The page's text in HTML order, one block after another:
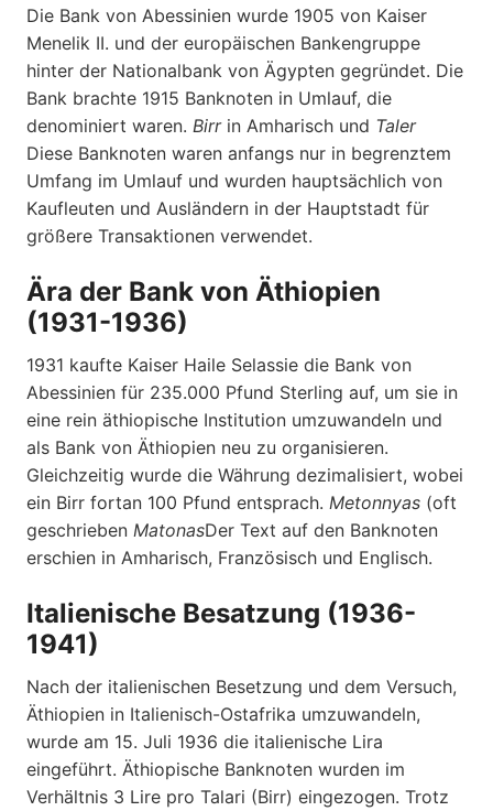
Die Bank von Abessinien wurde 1905 von Kaiser
Menelik II. und der europäischen Bankengruppe
hinter der Nationalbank von Ägypten gegründet. Die
Bank brachte 1915 Banknoten in Umlauf, die
denominiert waren. Birrin Amharisch und Taler
Diese Banknoten waren anfangs nur in begrenztem
Umfang im Umlauf und wurden hauptsächlich von
Kaufleuten und Ausländern in der Hauptstadt für
größere Transaktionen verwendet.
Ära der Bank von Äthiopien
(1931-1936)
1931 kaufte Kaiser Haile Selassie die Bank von
Abessinien für 235.000 Pfund Sterling auf, um sie in
eine rein äthiopische Institution umzuwandeln und
als Bank von Äthiopien neu zu organisieren.
Gleichzeitig wurde die Währung dezimalisiert, wobei
ein Birr fortan 100 Pfund entsprach. Metonnyas (oft
geschrieben MatonasDer Text auf den Banknoten
erschien in Amharisch, Französisch und Englisch.
Italienische Besatzung (1936-
1941)
Nach der italienischen Besetzung und dem Versuch,
Äthiopien in Italienisch-Ostafrika umzuwandeln,
wurde am 15. Juli 1936 die italienische Lira
eingeführt. Äthiopische Banknoten wurden im
Verhältnis 3 Lire pro Talari (Birr) eingezogen. Trotz